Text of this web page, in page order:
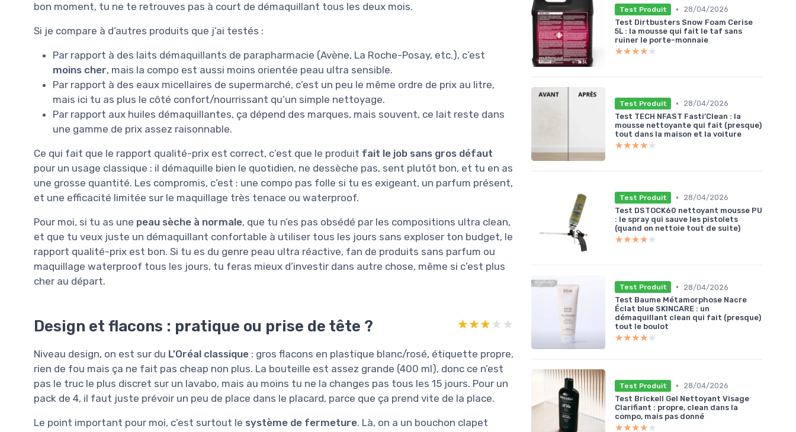
bon moment, tu ne te retrouves pas à court de démaquillant tous les deux mois.
Si je compare à d’autres produits que j’ai testés :
Par rapport à des laits démaquillants de parapharmacie (Avène, La Roche-Posay, etc.), c’est
moins cher, mais la compo est aussi moins orientée peau ultra sensible.
Par rapport à des eaux micellaires de supermarché, c’est un peu le même ordre de prix au litre,
mais ici tu as plus le côté confort/nourrissant qu’un simple nettoyage.
Par rapport aux huiles démaquillantes, ça dépend des marques, mais souvent, ce lait reste dans
une gamme de prix assez raisonnable.
Ce qui fait que le rapport qualité-prix est correct, c’est que le produit fait le job sans gros défaut
pour un usage classique : il démaquille bien le quotidien, ne dessèche pas, sent plutôt bon, et tu en as
une grosse quantité. Les compromis, c’est : une compo pas folle si tu es exigeant, un parfum présent,
et une efficacité limitée sur le maquillage très tenace ou waterproof.
Pour moi, si tu as une peau sèche à normale, que tu n’es pas obsédé par les compositions ultra clean,
et que tu veux juste un démaquillant confortable à utiliser tous les jours sans exploser ton budget, le
rapport qualité-prix est bon. Si tu es du genre peau ultra réactive, fan de produits sans parfum ou
maquillage waterproof tous les jours, tu feras mieux d’investir dans autre chose, même si c’est plus
cher au départ.
Design et flacons : pratique ou prise de tête ? ★★★★★
★★★★★
Niveau design, on est sur du L'Oréal classique : gros flacons en plastique blanc/rosé, étiquette propre,
rien de fou mais ça ne fait pas cheap non plus. La bouteille est assez grande (400 ml), donc ce n’est
pas le truc le plus discret sur un lavabo, mais au moins tu ne la changes pas tous les 15 jours. Pour un
pack de 4, il faut juste prévoir un peu de place dans le placard, parce que ça prend vite de la place.
Le point important pour moi, c’est surtout le système de fermeture. Là, on a un bouchon clapet
Test Produit •
28/04/2026
Test Dirtbusters Snow Foam Cerise
5L : la mousse qui fait le taf sans
ruiner le porte-monnaie
★★★★★
★★★★★
Test Produit •
28/04/2026
Test TECH NFAST Fasti’Clean : la
mousse nettoyante qui fait (presque)
tout dans la maison et la voiture
★★★★★
★★★★★
Test Produit •
28/04/2026
Test DSTOCK60 nettoyant mousse PU
: le spray qui sauve les pistolets
(quand on nettoie tout de suite)
★★★★★
★★★★★
Test Produit •
28/04/2026
Test Baume Métamorphose Nacre
Éclat blue SKINCARE : un
démaquillant clean qui fait (presque)
tout le boulot
★★★★★
★★★★★
Test Produit •
28/04/2026
Test Brickell Gel Nettoyant Visage
Clarifiant : propre, clean dans la
compo, mais pas donné
★★★★★
★★★★★